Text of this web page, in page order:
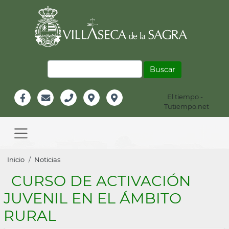
Información
Header
El tiempo -
Tutiempo.net
navigation
Sobrescribir
enlaces
de
ayuda
Inicio Noticias
CURSO DE ACTIVACIÓN
JUVENIL EN EL ÁMBITO
RURAL